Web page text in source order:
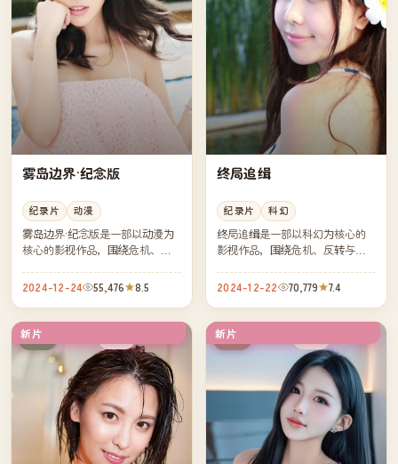
雾岛边界·纪念版
纪录片 动漫
雾岛边界·纪念版是一部以动漫为
核心的影视作品，围绕危机、反
凑，值得推荐观看。
2024-12-24 55,476 8.5
终局追缉
纪录片 科幻
终局追缉是一部以科幻为核心的
影视作品，围绕危机、反转与人
得推荐观看。
2024-12-22 70,779 7.4
新片
日本 新片
英国